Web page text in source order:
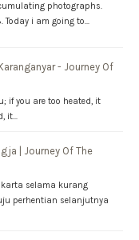
photographs.
Today i am going to…
- Journey Of
if you are too heated, it
it…
| Journey Of The
selama kurang
perhentian selanjutnya